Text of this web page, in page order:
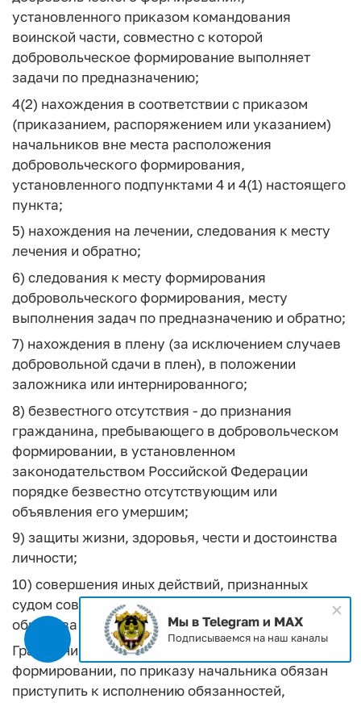
установленного приказом командования
воинской части, совместно с которой
добровольческое формирование выполняет
задачи по предназначению;
4(2) нахождения в соответствии с приказом
(приказанием, распоряжением или указанием)
начальников вне места расположения
добровольческого формирования,
установленного подпунктами 4 и 4(1) настоящего
пункта;
5) нахождения на лечении, следования к месту
лечения и обратно;
6) следования к месту формирования
добровольческого формирования, месту
выполнения задач по предназначению и обратно;
7) нахождения в плену (за исключением случаев
добровольной сдачи в плен), в положении
заложника или интернированного;
8) безвестного отсутствия - до признания
гражданина, пребывающего в добровольческом
формировании, в установленном
законодательством Российской Федерации
порядке безвестно отсутствующим или
объявления его умершим;
9) защиты жизни, здоровья, чести и достоинства
личности;
10) совершения иных действий, признанных
судом совершенными в интересах личности,
общества и государства.
Гражданин, пребывающий в добровольческом
формировании, по приказу начальника обязан
приступить к исполнению обязанностей,
Мы в Telegram и MAX
Подписываемся на наш каналы